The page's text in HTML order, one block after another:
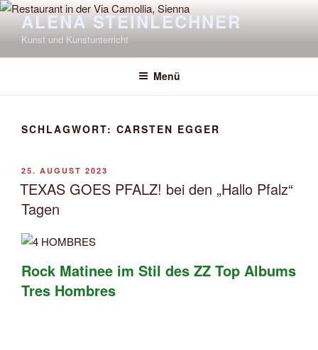
Zum
Inhalt
springen
ALENA STEINLECHNER
Kunst und Kunstunterricht
Menü
SCHLAGWORT: CARSTEN EGGER
VERÖFFENTLICHT
AM
25. AUGUST 2023
TEXAS GOES PFALZ! bei den „Hallo Pfalz“
Tagen
Rock Matinee im Stil des ZZ Top Albums
Tres Hombres